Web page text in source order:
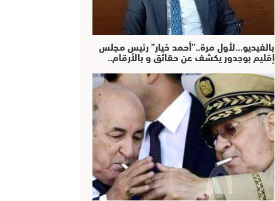
بالفيديو…لأول مرة..”أحمد خيار” رئيس مجلس
إقليم بوجدور يكشف عن حقائق و بالأرقام..